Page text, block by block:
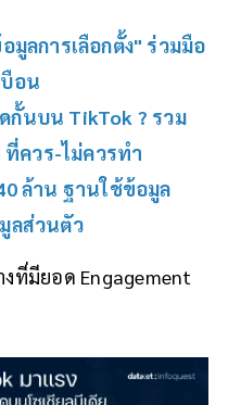
มูลการเลือกตั้ง" ร่วมมือ
อน
กั้นบน TikTok ? รวม
ควร-ไม่ควรทำ
ล้าน ฐานใช้ข้อมูล
ลส่วนตัว
ที่มียอด Engagement